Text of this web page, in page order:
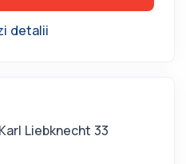
detalii
Liebknecht 33